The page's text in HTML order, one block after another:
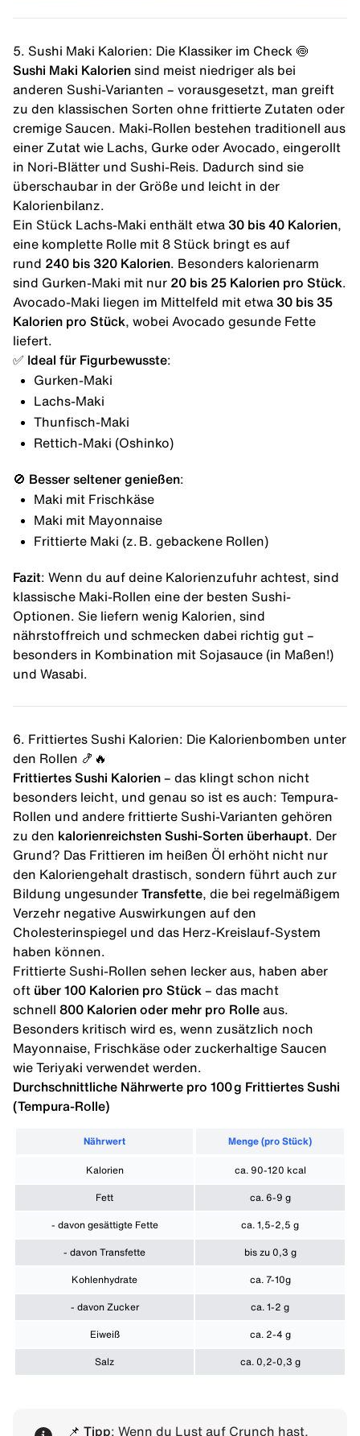
5. Sushi Maki Kalorien: Die Klassiker im Check 🍥
Sushi Maki Kalorien sind meist niedriger als bei
anderen Sushi-Varianten – vorausgesetzt, man greift
zu den klassischen Sorten ohne frittierte Zutaten oder
cremige Saucen. Maki-Rollen bestehen traditionell aus
einer Zutat wie Lachs , Gurke oder Avocado, eingerollt
in Nori-Blätter und Sushi-Reis. Dadurch sind sie
überschaubar in der Größe und leicht in der
Kalorienbilanz.
Ein Stück Lachs-Maki enthält etwa 30 bis 40 Kalorien
eine komplette Rolle mit 8 Stück bringt es auf
rund 240 bis 320 Kalorien . Besonders kalorienarm
sind Gurken-Maki mit nur 20 bis 25 Kalorien pro Stück
Avocado-Maki liegen im Mittelfeld mit etwa 30 bis 35
Kalorien pro Stück , wobei Avocado gesunde Fette
liefert.
✅ Ideal für Figurbewusste:
Gurken-Maki
Lachs-Maki
Thunfisch-Maki
Rettich-Maki (Oshinko)
🚫 Besser seltener genießen:
Maki mit Frischkäse
Maki mit Mayonnaise
Frittierte Maki (z. B. gebackene Rollen)
Fazit: Wenn du auf deine Kalorienzufuhr achtest, sind
klassische Maki-Rollen eine der besten Sushi-
Optionen. Sie liefern wenig Kalorien, sind
nährstoffreich und schmecken dabei richtig gut –
besonders in Kombination mit Sojasauce (in Maßen!)
und Wasabi.
6. Frittiertes Sushi Kalorien: Die Kalorienbomben unter
den Rollen 🍤🔥
Frittiertes Sushi Kalorien – das klingt schon nicht
besonders leicht, und genau so ist es auch: Tempura-
Rollen und andere frittierte Sushi-Varianten gehören
zu den kalorienreichsten Sushi-Sorten überhaupt . Der
Grund? Das Frittieren im heißen Öl erhöht nicht nur
den Kaloriengehalt drastisch, sondern führt auch zur
Bildung ungesunder Transfette , die bei regelmäßigem
Verzehr negative Auswirkungen auf den
Cholesterinspiegel und das Herz-Kreislauf-System
haben können.
Frittierte Sushi-Rollen sehen lecker aus, haben aber
oft über 100 Kalorien pro Stück – das macht
schnell 800 Kalorien oder mehr pro Rolle aus.
Besonders kritisch wird es, wenn zusätzlich noch
Mayonnaise, Frischkäse oder zuckerhaltige Saucen
wie Teriyaki verwendet werden.
Durchschnittliche Nährwerte pro 100 g Frittiertes Sushi
(Tempura-Rolle)
Nährwert Menge (pro Stück)
Kalorien ca. 90-120 kcal
Fett ca. 6-9 g
- davon gesättigte Fette ca. 1,5-2,5 g
- davon Transfette bis zu 0,3 g
Kohlenhydrate ca. 7-10g
- davon Zucker ca. 1-2 g
Eiweiß ca. 2-4 g
Salz ca. 0,2-0,3 g
📌 Tipp: Wenn du Lust auf Crunch hast,